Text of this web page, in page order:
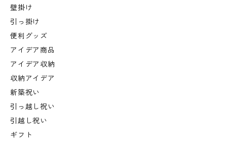
壁掛け
引っ掛け
便利グッズ
アイデア商品
アイデア収納
収納アイデア
新築祝い
引っ越し祝い
引越し祝い
ギフト